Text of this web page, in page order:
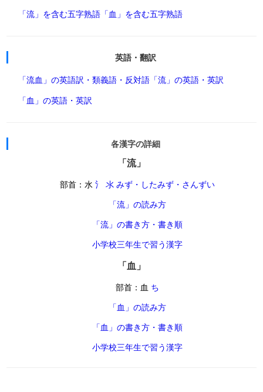
「流」を含む五字熟語 「血」を含む五字熟語
英語・翻訳
「流血」の英語訳・類義語・反対語 「流」の英語・英訳
「血」の英語・英訳
各漢字の詳細
「流」
部首：水 氵 氺 みず・したみず・さんずい
「流」の読み方
「流」の書き方・書き順
小学校三年生で習う漢字
「血」
部首：血 ち
「血」の読み方
「血」の書き方・書き順
小学校三年生で習う漢字